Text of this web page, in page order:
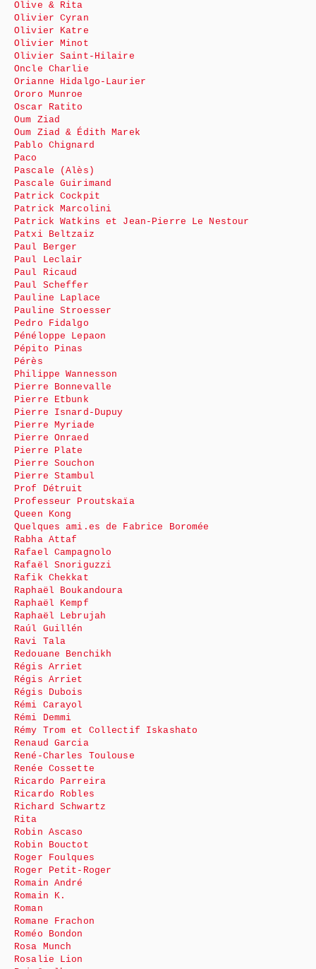
Olive & Rita
Olivier Cyran
Olivier Katre
Olivier Minot
Olivier Saint-Hilaire
Oncle Charlie
Orianne Hidalgo-Laurier
Ororo Munroe
Oscar Ratito
Oum Ziad
Oum Ziad & Édith Marek
Pablo Chignard
Paco
Pascale (Alès)
Pascale Guirimand
Patrick Cockpit
Patrick Marcolini
Patrick Watkins et Jean-Pierre Le Nestour
Patxi Beltzaiz
Paul Berger
Paul Leclair
Paul Ricaud
Paul Scheffer
Pauline Laplace
Pauline Stroesser
Pedro Fidalgo
Pénéloppe Lepaon
Pépito Pinas
Pérès
Philippe Wannesson
Pierre Bonnevalle
Pierre Etbunk
Pierre Isnard-Dupuy
Pierre Myriade
Pierre Onraed
Pierre Plate
Pierre Souchon
Pierre Stambul
Prof Détruit
Professeur Proutskaïa
Queen Kong
Quelques ami.es de Fabrice Boromée
Rabha Attaf
Rafael Campagnolo
Rafaël Snoriguzzi
Rafik Chekkat
Raphaël Boukandoura
Raphaël Kempf
Raphaël Lebrujah
Raúl Guillén
Ravi Tala
Redouane Benchikh
Régis Arriet
Régis Arriet
Régis Dubois
Rémi Carayol
Rémi Demmi
Rémy Trom et Collectif Iskashato
Renaud Garcia
René-Charles Toulouse
Renée Cossette
Ricardo Parreira
Ricardo Robles
Richard Schwartz
Rita
Robin Ascaso
Robin Bouctot
Roger Foulques
Roger Petit-Roger
Romain André
Romain K.
Roman
Romane Frachon
Roméo Bondon
Rosa Munch
Rosalie Lion